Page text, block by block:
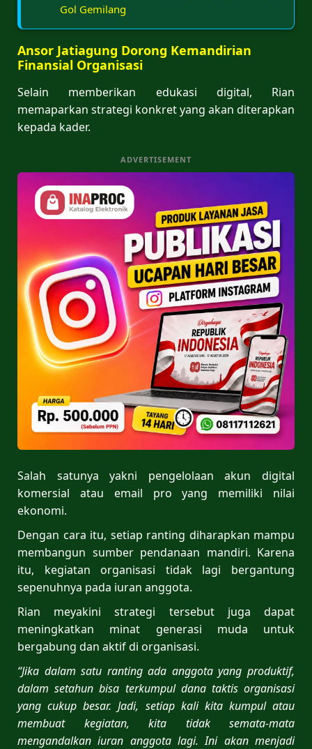
Gol Gemilang
Ansor Jatiagung Dorong Kemandirian
Finansial Organisasi
Selain memberikan edukasi digital, Rian
memaparkan strategi konkret yang akan diterapkan
kepada kader.
ADVERTISEMENT
Salah satunya yakni pengelolaan akun digital
komersial atau email pro yang memiliki nilai
ekonomi.
Dengan cara itu, setiap ranting diharapkan mampu
membangun sumber pendanaan mandiri. Karena
itu, kegiatan organisasi tidak lagi bergantung
sepenuhnya pada iuran anggota.
Rian meyakini strategi tersebut juga dapat
meningkatkan minat generasi muda untuk
bergabung dan aktif di organisasi.
“Jika dalam satu ranting ada anggota yang produktif,
dalam setahun bisa terkumpul dana taktis organisasi
yang cukup besar. Jadi, setiap kali kita kumpul atau
membuat kegiatan, kita tidak semata-mata
mengandalkan iuran anggota lagi. Ini akan menjadi